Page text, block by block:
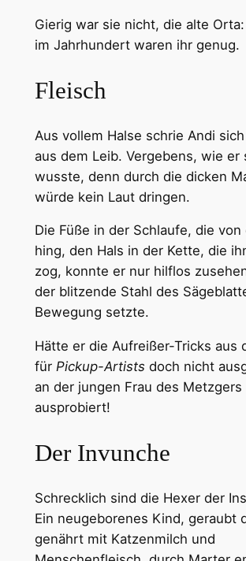
Gierig war sie nicht, die alte
im Jahrhundert waren ihr genug.
Fleisch
Aus vollem Halse schrie Andi
aus dem Leib. Vergebens, wie er
wusste, denn durch die dicken
würde kein Laut dringen.
Die Füße in der Schlaufe, die von
hing, den Hals in der Kette, die
zog, konnte er nur hilflos
der blitzende Stahl des
Bewegung setzte.
Hätte er die Aufreißer-Tricks aus
für Pickup-Artists doch nicht
an der jungen Frau des Metzgers
ausprobiert!
Der Invunche
Schrecklich sind die Hexer der
Ein neugeborenes Kind, geraubt
genährt mit Katzenmilch und